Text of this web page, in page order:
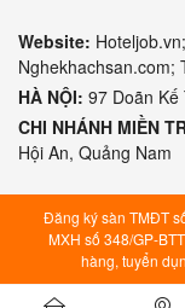
Website:
Nghekhachsan.com;
HÀ NỘI: 97 Doãn Kế
CHI NHÁNH MIỀN
Hội An, Quảng Nam
Đăng ký sàn TMĐT
MXH số 348/GP-
hàng, tuyển